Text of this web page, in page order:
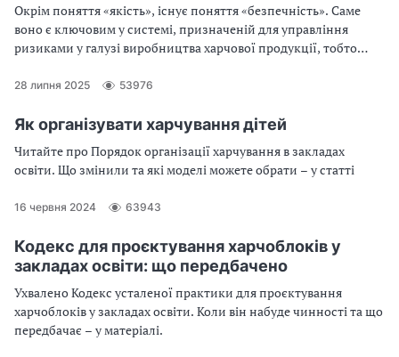
Окрім поняття «якість», існує поняття «безпечність». Саме
воно є ключовим у системі, призначеній для управління
ризиками у галузі виробництва харчової продукції, тобто
28 липня 2025 53976
Як організувати харчування дітей
Читайте про Порядок організації харчування в закладах
освіти. Що змінили та які моделі можете обрати – у статті
16 червня 2024 63943
Кодекс для проєктування харчоблоків у
закладах освіти: що передбачено
Ухвалено Кодекс усталеної практики для проєктування
харчоблоків у закладах освіти. Коли він набуде чинності та що
передбачає – у матеріалі.